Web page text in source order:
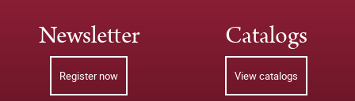
Newsletter
Register now
Catalogs
View catalogs